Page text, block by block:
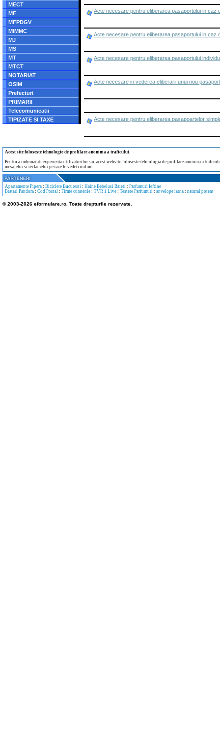
MECT
MF
MFPDGV
MIMMC
MJ
MS
MT
MTCT
NOTARIAT
OSIM
Prefecturi
PRIMARII
Telecomunicatii
TIPIZATE SI TAXE
Acte necesare pentru eliberarea pasaportului in caz
Acte necesare pentru eliberarea pasaportului in caz
Acte necesare pentru eliberarea pasaportului
Acte necesare in vederea eliberarii unui nou
Acte necesare pentru eliberarea pasapoartelor
Acest site foloseste tehnologie de profilare anonima a traficului.
Pentru a imbunatati experienta utilizatorilor sai, acest website foloseste tehnologia de profilare anonima a
mesajelor si reclamelor pe care le vedeti online.
Apartamente Pipera : Biciclete Bucuresti : Haine Bebelusi Baieti : Parfumuri Ieftine
Bratari Pandora : Cod Postal : Firme curatenie : TVR 1 Live : Testere Parfumuri : anvelope iarna : natural potent
© 2003-2026 eformulare.ro. Toate drepturile rezervate.